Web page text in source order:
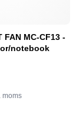
FAN MC-CF13 -
notebook
moms